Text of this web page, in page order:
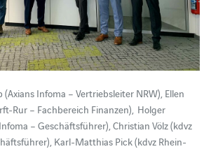
(Axians Infoma – Vertriebsleiter NRW), Ellen
Rur – Fachbereich Finanzen), Holger
– Geschäftsführer), Christian Völz (kdvz
Karl-Matthias Pick (kdvz Rhein-